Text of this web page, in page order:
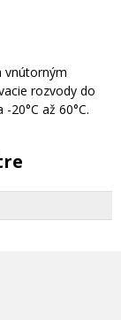
vnútorným
rozvody do
až 60°C.